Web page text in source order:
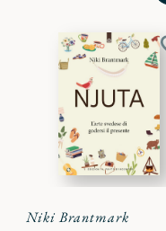
Niki Brantmark